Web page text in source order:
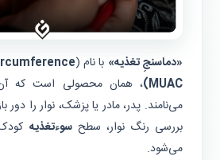
«دماسنجِ تغذیه» با نام (
(MUAC، همان محصولی است که آن
می‌نامند. پدر، مادر یا پزشک، نوار را
بررسی رنگ نوار، سطحسوءتغذیه
می‌شود.